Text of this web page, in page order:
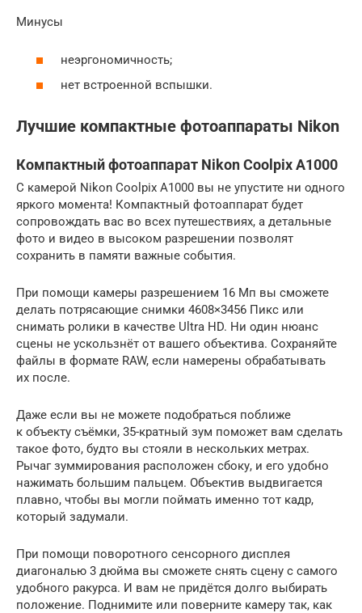
Минусы
неэргономичность;
нет встроенной вспышки.
Лучшие компактные фотоаппараты Nikon
Компактный фотоаппарат Nikon Coolpix A1000
С камерой Nikon Coolpix A1000 вы не упустите ни одного
яркого момента! Компактный фотоаппарат будет
сопровождать вас во всех путешествиях, а детальные
фото и видео в высоком разрешении позволят
сохранить в памяти важные события.
При помощи камеры разрешением 16 Мп вы сможете
делать потрясающие снимки 4608×3456 Пикс или
снимать ролики в качестве Ultra HD. Ни один нюанс
сцены не ускользнёт от вашего объектива. Сохраняйте
файлы в формате RAW, если намерены обрабатывать
их после.
Даже если вы не можете подобраться поближе
к объекту съёмки, 35-кратный зум поможет вам сделать
такое фото, будто вы стояли в нескольких метрах.
Рычаг зуммирования расположен сбоку, и его удобно
нажимать большим пальцем. Объектив выдвигается
плавно, чтобы вы могли поймать именно тот кадр,
который задумали.
При помощи поворотного сенсорного дисплея
диагональю 3 дюйма вы сможете снять сцену с самого
удобного ракурса. И вам не придётся долго выбирать
положение. Поднимите или поверните камеру так, как